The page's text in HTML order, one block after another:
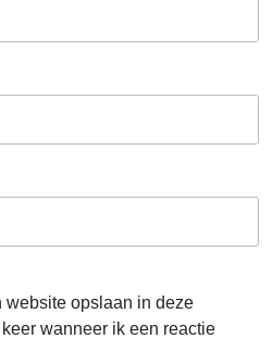
website opslaan in deze
wanneer ik een reactie